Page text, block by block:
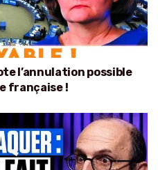
l’annulation possible
française !